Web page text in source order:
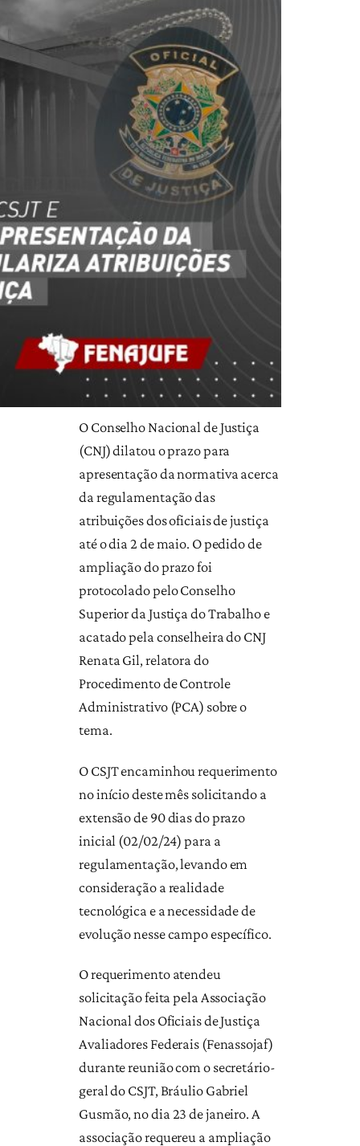
O Conselho Nacional de Justiça
(CNJ) dilatou o prazo para
apresentação da normativa acerca
da regulamentação das
atribuições dos oficiais de justiça
até o dia 2 de maio. O pedido de
ampliação do prazo foi
protocolado pelo Conselho
Superior da Justiça do Trabalho e
acatado pela conselheira do CNJ
Renata Gil, relatora do
Procedimento de Controle
Administrativo (PCA) sobre o
tema.
O CSJT encaminhou requerimento
no início deste mês solicitando a
extensão de 90 dias do prazo
inicial (02/02/24) para a
regulamentação, levando em
consideração a realidade
tecnológica e a necessidade de
evolução nesse campo específico.
O requerimento atendeu
solicitação feita pela Associação
Nacional dos Oficiais de Justiça
Avaliadores Federais (Fenassojaf)
durante reunião com o secretário-
geral do CSJT, Bráulio Gabriel
Gusmão, no dia 23 de janeiro. A
associação requereu a ampliação